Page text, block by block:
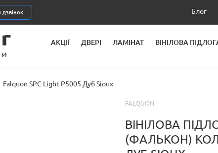
дзвінок Блог
АКЦІЇ ДВЕРІ ЛАМІНАТ ВІНІЛОВА
Falquon SPC Light P5005 Дуб Sioux
FALQUON
ВІНІЛОВА
(ФАЛЬКОН)